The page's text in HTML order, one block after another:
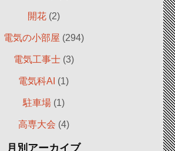
開花(2)
電気の小部屋 (294)
電気工事士(3)
電気科AI (1)
駐車場(1)
高専大会 (4)
月別アーカイブ